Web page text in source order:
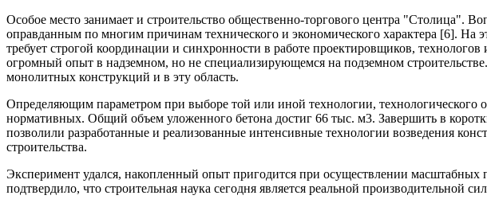
Особое место занимает и строительство общественно-торгового центра "Столица".
оправданным по многим причинам технического и экономического характера [6]. На
требует строгой координации и синхронности в работе проектировщиков,
огромный опыт в надземном, но не специализирующемся на подземном
монолитных конструкций и в эту область.
Определяющим параметром при выборе той или иной технологии, технологического
нормативных. Общий объем уложенного бетона достиг 66 тыс. м3. Завершить в
позволили разработанные и реализованные интенсивные технологии возведения
строительства.
Эксперимент удался, накопленный опыт пригодится при осуществлении
подтвердило, что строительная наука сегодня является реальной производительной